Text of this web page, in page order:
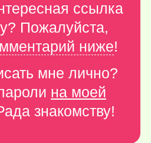
ссылка
Пожалуйста,
ниже!
мне лично?
на моей
знакомству!